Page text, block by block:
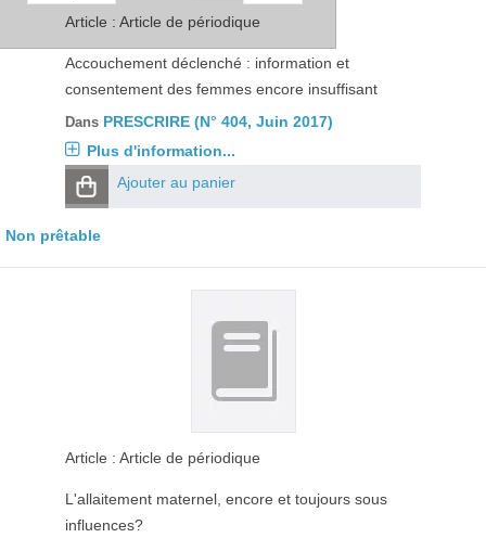
Article : Article de périodique
Accouchement déclenché : information et
consentement des femmes encore insuffisant
Dans PRESCRIRE (N° 404, Juin 2017)
Plus d'information...
Ajouter au panier
Non prêtable
Article : Article de périodique
L'allaitement maternel, encore et toujours sous
influences?